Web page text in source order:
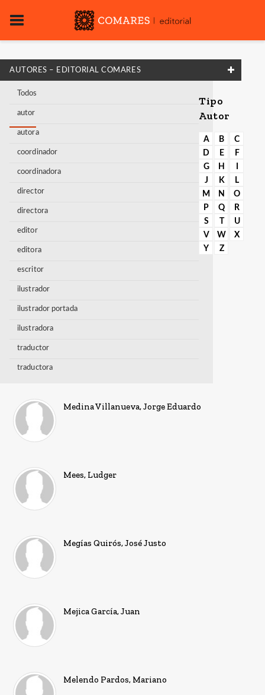
AUTORES – EDITORIAL COMARES
Todos
autor
autora
coordinador
coordinadora
director
directora
editor
editora
escritor
ilustrador
ilustrador portada
ilustradora
traductor
traductora
Tipo
Autor
A B
C
D
E
F
G
H
J
K
L
M
N
O
P
Q
R
S
T
U
V
W
X
Y
Z
Medina Villanueva, Jorge Eduardo
Mees, Ludger
Megías Quirós, José Justo
Mejica García, Juan
Melendo Pardos, Mariano